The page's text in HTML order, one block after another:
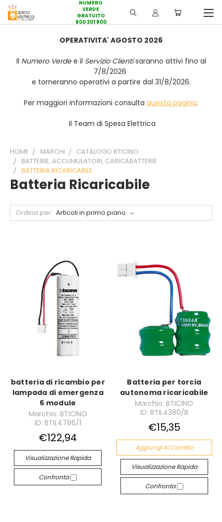
NUMERO
VERDE
GRATUITO
800 301 800
OPERATIVITA' AGOSTO 2026
Il Numero Verdee il Servizio Clientisaranno attivi fino al
7/8/2026
e torneranno operativi a partire dal 31/8/2026.
Per maggiori informazioni consulta questa pagina.
Il Team di Spesa Elettrica
HOME MARCHI
CATALOGO BTICINO
BATTERIE, ACCUMULATORI, CARICABATTERIE
BATTERIA RICARICABILE
Batteria Ricaricabile
Ordina per:
batteria di ricambio per
lampada di emergenza
6 module
Marchio: BTICINO
ID: BTIL4786/1
€122,94
Visualizzazione Rapida
Confronta
Batteria per torcia
autonoma ricaricabile
Marchio: BTICINO
ID: BTIL4380/B
€15,35
Aggiungi Al Carrello
Visualizzazione Rapida
Confronta